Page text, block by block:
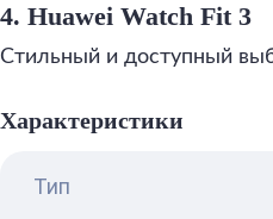
4. Huawei Watch Fit 3
Стильный и доступный
Характеристики
Тип